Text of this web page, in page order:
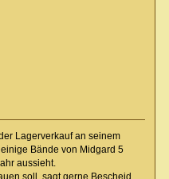
Lagerverkauf an seinem
Bände von Midgard 5
aussieht.